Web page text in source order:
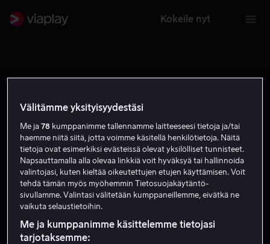
Kokeile nyt
Kuno Becker
Välitämme yksityisyydestäsi
Me ja78 kumppanimme tallennamme laitteeseesi tietoja ja/tai
haemme niitä siitä, jotta voimme käsitellä henkilötietoja. Näitä
tietoja ovat esimerkiksi evästeissä olevat yksilölliset tunnisteet.
Napsauttamalla alla olevaa linkkiä voit hyväksyä tai hallinnoida
valintojasi, kuten kieltää oikeutettujen etujen käyttämisen. Voit
tehdä tämän myös myöhemmin Tietosuojakäytäntö-
sivullamme. Valintasi välitetään kumppaneillemme, eivätkä ne
vaikuta selaustietoihin.
Me ja kumppanimme käsittelemme tietojasi
tarjotaksemme: